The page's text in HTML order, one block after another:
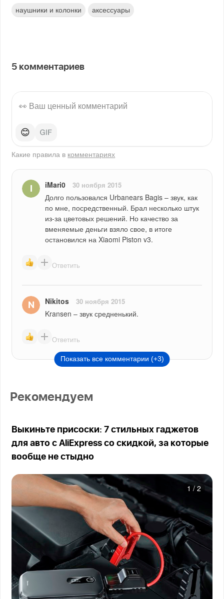
наушники и колонки аксессуары
5 комментариев
😊
Какие правила в комментариях
iMari0 30 ноября 2015
Долго пользовался Urbanears Bagis – звук, как
по мне, посредственный. Брал несколько штук
из-за цветовых решений. Но качество за
вменяемые деньги взяло свое, в итоге
остановился на Xiaomi Piston v3.
Ответить
Nikitos 30 ноября 2015
Kransen – звук средненький.
Ответить
Показать все комментарии (+3)
Рекомендуем
Выкиньте присоски: 7 стильных гаджетов
для авто с AliExpress со скидкой, за которые
вообще не стыдно
1 / 2